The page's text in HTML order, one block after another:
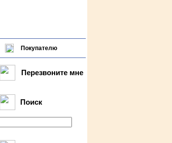
Покупателю
Перезвоните мне
Поиск